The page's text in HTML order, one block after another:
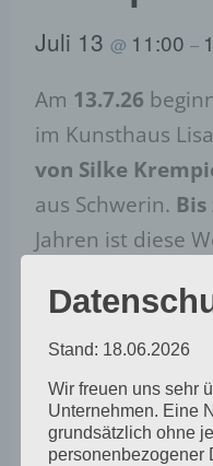
Juli 13 @ 11:00 –
Am 13.7.26
im Kunsthaus
von Silke
aus Schwerin.
Jahren ist diese
Kunsthaus Lisa.
einen oder
die ganze
besonderen
gern auch
Stand: 18.06.2026
Wir freuen uns sehr
Unternehmen. Eine
grundsätzlich ohne
personenbezogener